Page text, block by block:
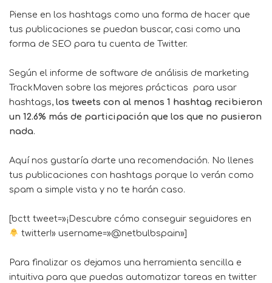
Piense en los hashtags como una forma de hacer que
tus publicaciones se puedan buscar, casi como una
forma de SEO para tu cuenta de Twitter.
Según el informe de software de análisis de marketing
TrackMaven sobre las mejores prácticas para usar
hashtags, los tweets con al menos 1 hashtag recibieron
un 12.6% más de participación que los que no pusieron
nada.
Aquí nos gustaría darte una recomendación. No llenes
tus publicaciones con hashtags porque lo verán como
spam a simple vista y no te harán caso.
[bctt tweet=»¡Descubre cómo conseguir seguidores en
twitter!» username=»@netbulbspain»]
Para finalizar os dejamos una herramienta sencilla e
intuitiva para que puedas automatizar tareas en twitter